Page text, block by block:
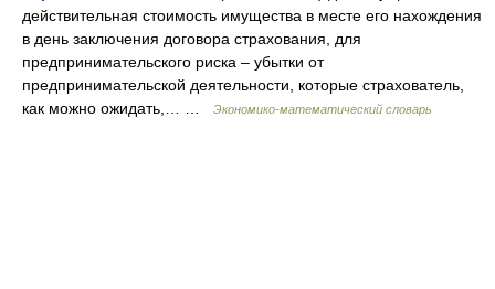
действительная стоимость имущества в месте его нахождения
в день заключения договора страхования, для
предпринимательского риска – убытки от
предпринимательской деятельности, которые страхователь,
как можно ожидать,… …
Экономико-математический словарь